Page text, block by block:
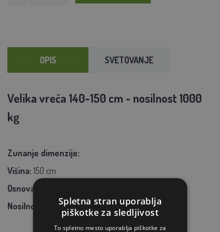
OPIS SVETOVANJE
Velika vreča 140-150 cm - nosilnost 1000
kg
Zunanje dimenzije:
Višina: 150 cm
Osnova:
Nosilnost:
1000 kg
Spletna stran uporablja
piškotke za sledljivost
To spletno mesto uporablja piškotke za